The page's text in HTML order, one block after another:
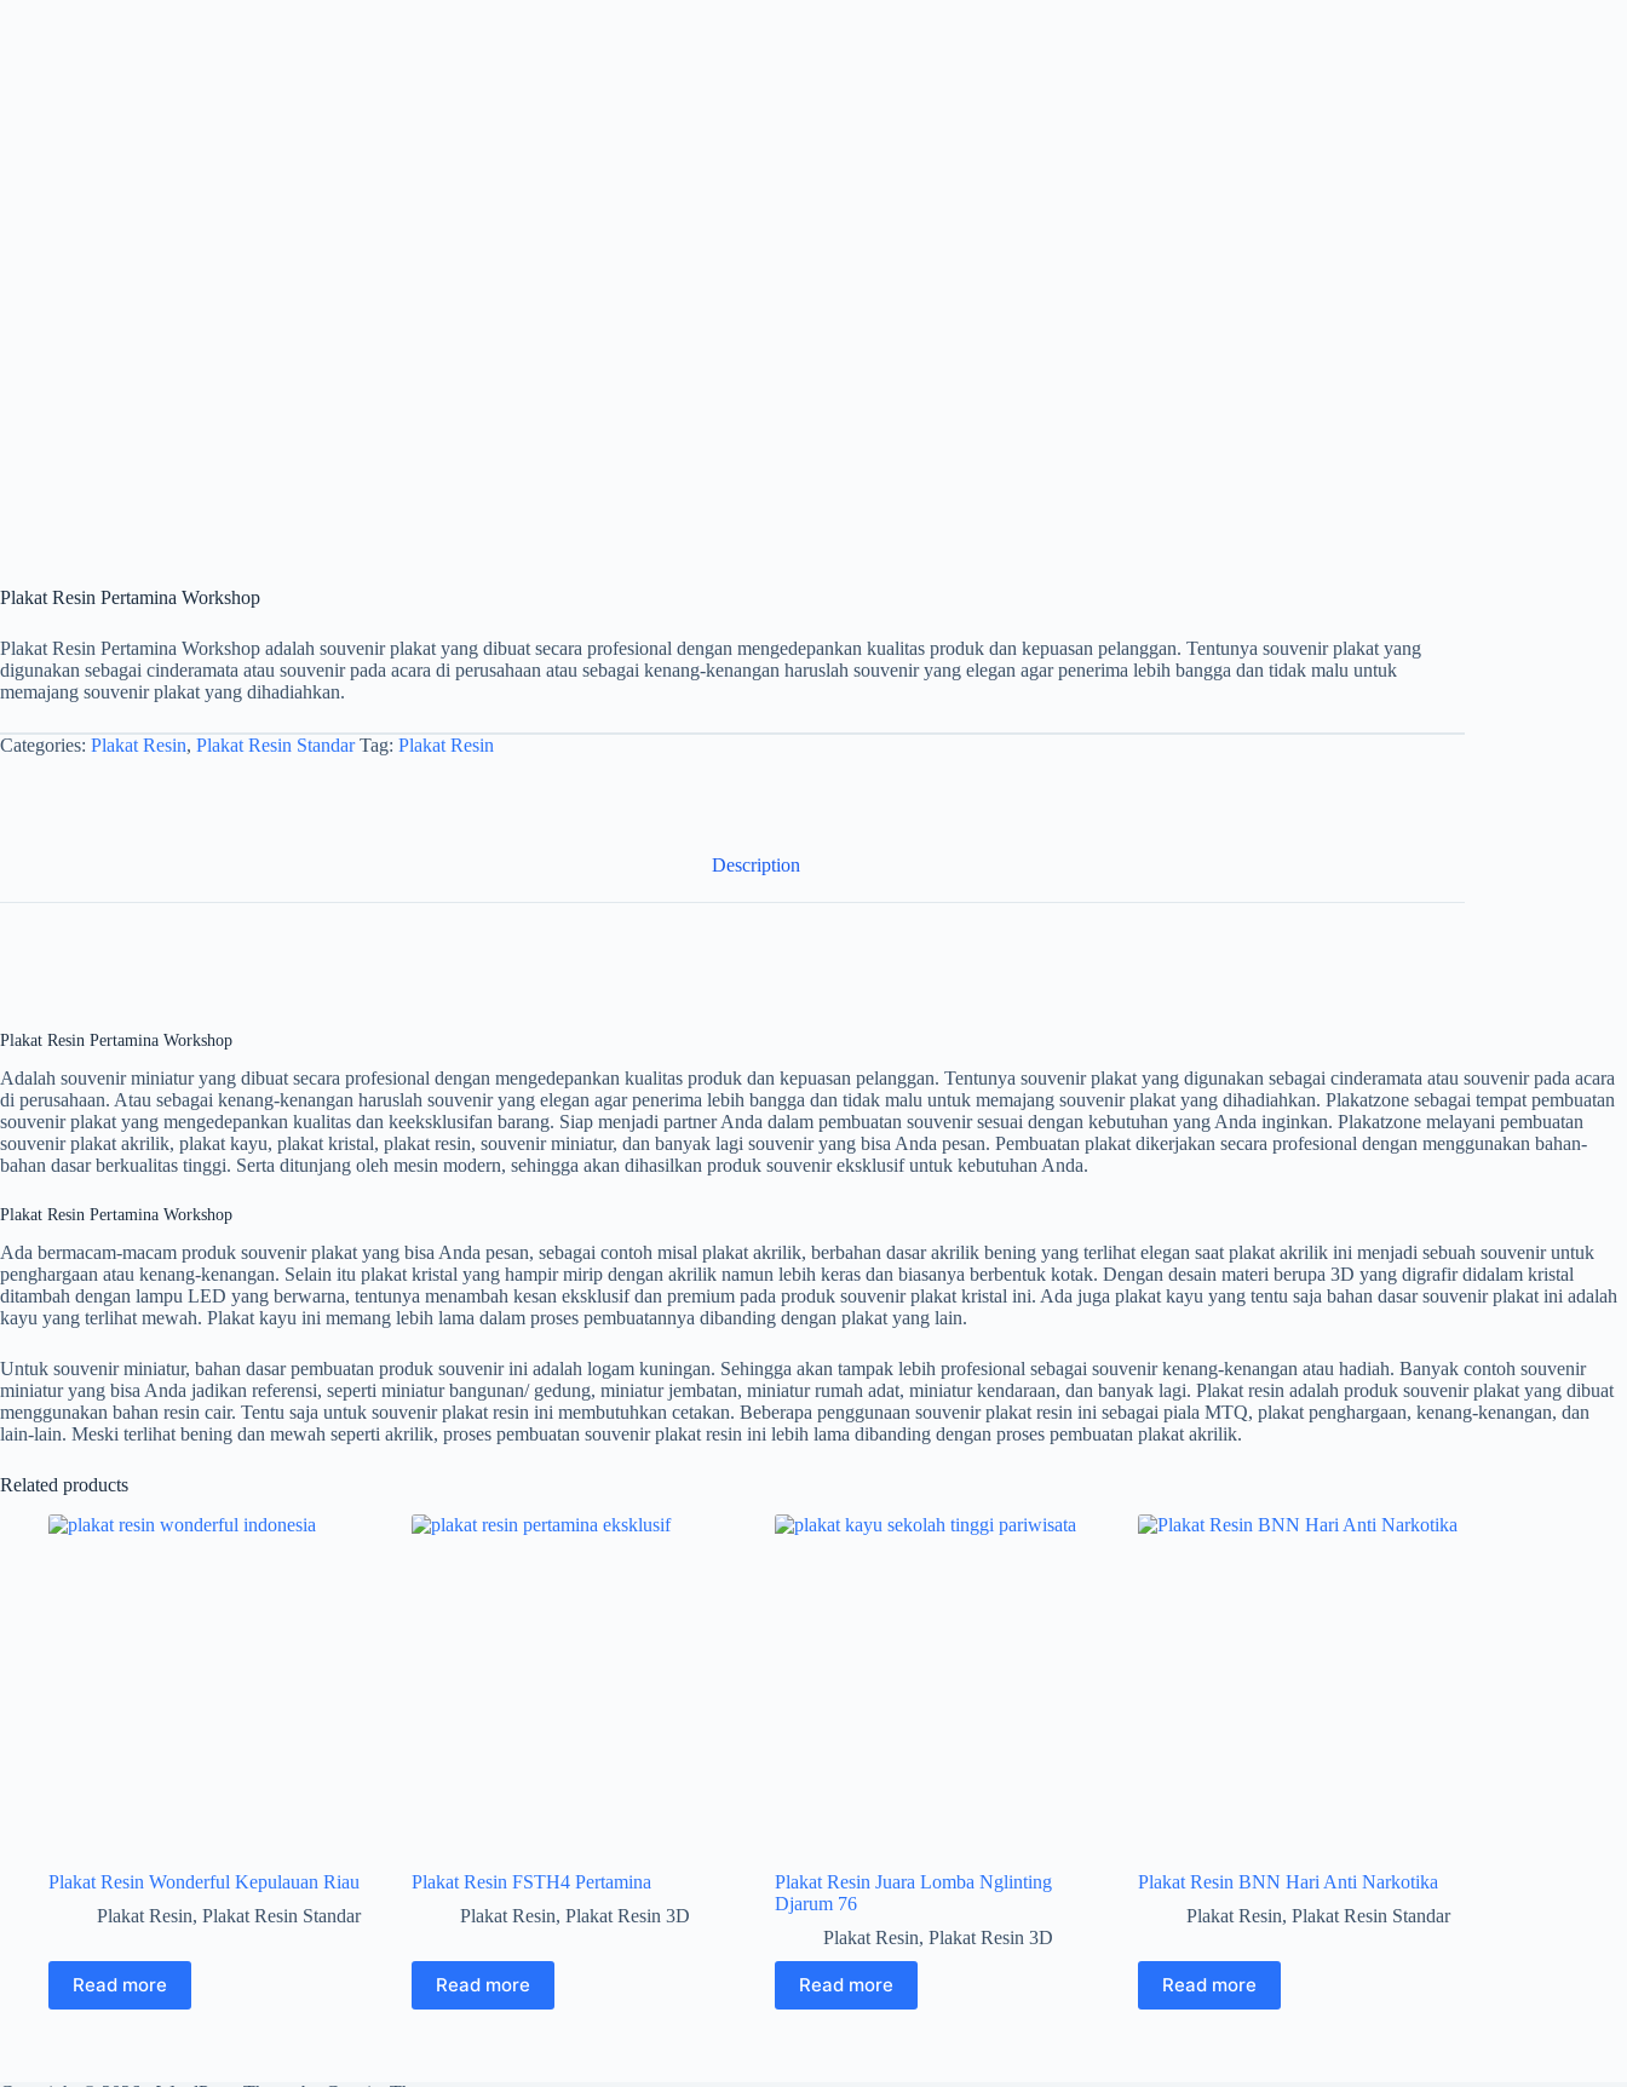
Plakat Resin Pertamina Workshop
Plakat Resin Pertamina Workshop adalah souvenir plakat yang dibuat secara profesional dengan mengedepankan kualitas produk dan kepuasan pelanggan. Tentunya souvenir plakat yang
digunakan sebagai cinderamata atau souvenir pada acara di perusahaan atau sebagai kenang-kenangan haruslah souvenir yang elegan agar penerima lebih bangga dan tidak malu untuk
memajang souvenir plakat yang dihadiahkan.
Categories: Plakat Resin, Plakat Resin Standar Tag: Plakat Resin
Description
Plakat Resin Pertamina Workshop
Adalah souvenir miniatur yang dibuat secara profesional dengan mengedepankan kualitas produk dan kepuasan pelanggan. Tentunya souvenir plakat yang digunakan sebagai cinderamata atau souvenir pada acara
di perusahaan. Atau sebagai kenang-kenangan haruslah souvenir yang elegan agar penerima lebih bangga dan tidak malu untuk memajang souvenir plakat yang dihadiahkan. Plakatzone sebagai tempat pembuatan
souvenir plakat yang mengedepankan kualitas dan keeksklusifan barang. Siap menjadi partner Anda dalam pembuatan souvenir sesuai dengan kebutuhan yang Anda inginkan. Plakatzone melayani pembuatan
souvenir plakat akrilik, plakat kayu, plakat kristal, plakat resin, souvenir miniatur, dan banyak lagi souvenir yang bisa Anda pesan. Pembuatan plakat dikerjakan secara profesional dengan menggunakan bahan-
bahan dasar berkualitas tinggi. Serta ditunjang oleh mesin modern, sehingga akan dihasilkan produk souvenir eksklusif untuk kebutuhan Anda.
Plakat Resin Pertamina Workshop
Ada bermacam-macam produk souvenir plakat yang bisa Anda pesan, sebagai contoh misal plakat akrilik, berbahan dasar akrilik bening yang terlihat elegan saat plakat akrilik ini menjadi sebuah souvenir untuk
penghargaan atau kenang-kenangan. Selain itu plakat kristal yang hampir mirip dengan akrilik namun lebih keras dan biasanya berbentuk kotak. Dengan desain materi berupa 3D yang digrafir didalam kristal
ditambah dengan lampu LED yang berwarna, tentunya menambah kesan eksklusif dan premium pada produk souvenir plakat kristal ini. Ada juga plakat kayu yang tentu saja bahan dasar souvenir plakat ini adalah
kayu yang terlihat mewah. Plakat kayu ini memang lebih lama dalam proses pembuatannya dibanding dengan plakat yang lain.
Untuk souvenir miniatur, bahan dasar pembuatan produk souvenir ini adalah logam kuningan. Sehingga akan tampak lebih profesional sebagai souvenir kenang-kenangan atau hadiah. Banyak contoh souvenir
miniatur yang bisa Anda jadikan referensi, seperti miniatur bangunan/ gedung, miniatur jembatan, miniatur rumah adat, miniatur kendaraan, dan banyak lagi. Plakat resin adalah produk souvenir plakat yang dibuat
menggunakan bahan resin cair. Tentu saja untuk souvenir plakat resin ini membutuhkan cetakan. Beberapa penggunaan souvenir plakat resin ini sebagai piala MTQ, plakat penghargaan, kenang-kenangan, dan
lain-lain. Meski terlihat bening dan mewah seperti akrilik, proses pembuatan souvenir plakat resin ini lebih lama dibanding dengan proses pembuatan plakat akrilik.
Related products
Plakat Resin Wonderful Kepulauan Riau
Plakat Resin, Plakat Resin Standar
Read more
Plakat Resin FSTH4 Pertamina
Plakat Resin, Plakat Resin 3D
Read more
Plakat Resin Juara Lomba Nglinting
Djarum 76
Plakat Resin, Plakat Resin 3D
Read more
Plakat Resin BNN Hari Anti Narkotika
Plakat Resin, Plakat Resin Standar
Read more